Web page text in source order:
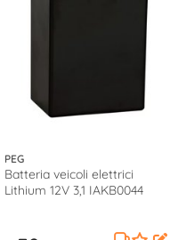
PEG
Batteria veicoli elettrici
Lithium 12V 3,1 IAKB0044